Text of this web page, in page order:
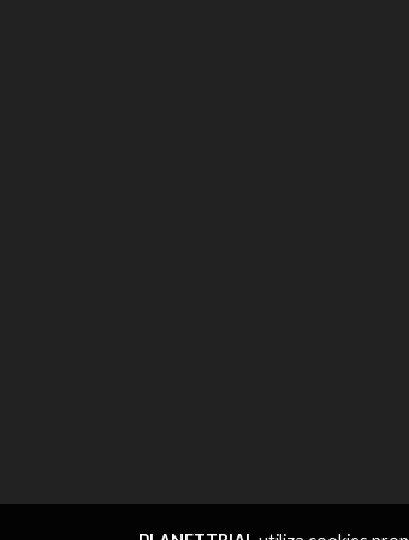
Twin Air